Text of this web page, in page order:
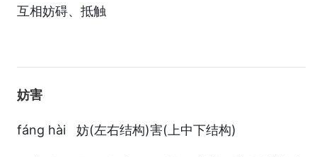
互相妨碍、抵触
妨害
fáng hài 妨(左右结构)害(上中下结构)